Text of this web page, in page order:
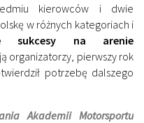
kierowców i dwie
w różnych kategoriach i
sukcesy na arenie
organizatorzy, pierwszy rok
potrzebę dalszego
Akademii Motorsportu